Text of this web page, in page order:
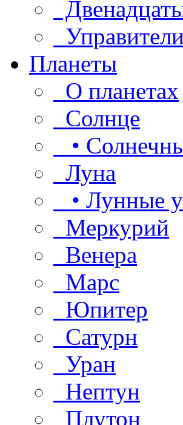
Планеты
О планетах
Солнце
•
Луна
• Лунные
Меркурий
Венера
Марс
Юпитер
Сатурн
Уран
Нептун
Плутон